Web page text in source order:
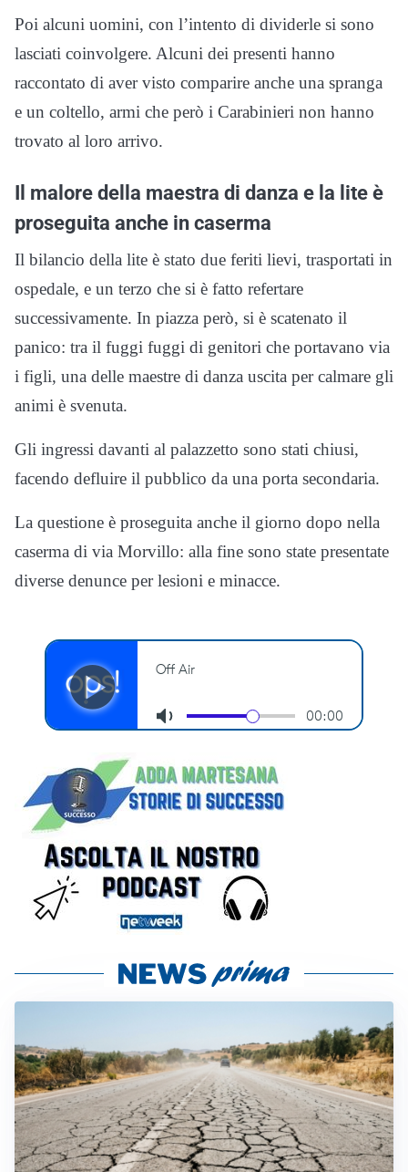
Poi alcuni uomini, con l’intento di dividerle si sono
lasciati coinvolgere. Alcuni dei presenti hanno
raccontato di aver visto comparire anche una spranga
e un coltello, armi che però i Carabinieri non hanno
trovato al loro arrivo.
Il malore della maestra di danza e la lite è
proseguita anche in caserma
Il bilancio della lite è stato due feriti lievi, trasportati in
ospedale, e un terzo che si è fatto refertare
successivamente. In piazza però, si è scatenato il
panico: tra il fuggi fuggi di genitori che portavano via
i figli, una delle maestre di danza uscita per calmare gli
animi è svenuta.
Gli ingressi davanti al palazzetto sono stati chiusi,
facendo defluire il pubblico da una porta secondaria.
La questione è proseguita anche il giorno dopo nella
caserma di via Morvillo: alla fine sono state presentate
diverse denunce per lesioni e minacce.